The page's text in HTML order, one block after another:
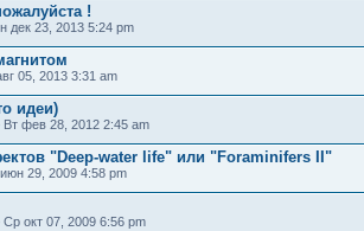
!
дек 23, 2013 5:24 pm
05, 2013 3:31 am
идеи)
Вт фев 28, 2012 2:45 am
"Deep-water life" или "Foraminifers II"
29, 2009 4:58 pm
Ср окт 07, 2009 6:56 pm